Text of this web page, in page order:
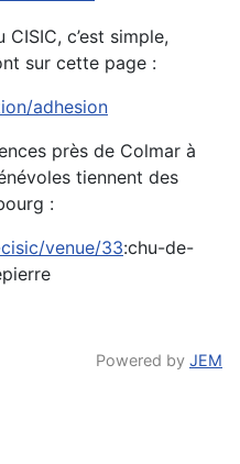
c’est simple,
sur cette page :
adhesion
près de Colmar à
tiennent des
:
venue/33:chu-de-
Powered by JEM